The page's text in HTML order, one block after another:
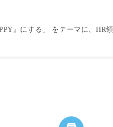
』にする」 をテーマに、HR領